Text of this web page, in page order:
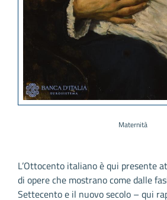
Maternità
L’Ottocento italiano è qui presente
di opere che mostrano come dalle
Settecento e il nuovo secolo – qui